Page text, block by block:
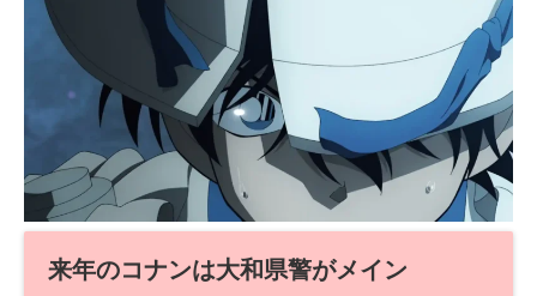
来年のコナンは大和県警がメイン